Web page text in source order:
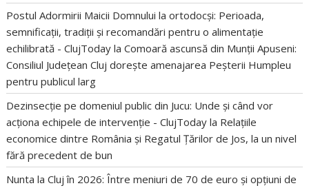
Postul Adormirii Maicii Domnului la ortodocși: Perioada,
semnificații, tradiții și recomandări pentru o alimentație
echilibrată - ClujToday laComoară ascunsă din Munții Apuseni:
Consiliul Județean Cluj dorește amenajarea Peșterii Humpleu
pentru publicul larg
Dezinsecție pe domeniul public din Jucu: Unde și când vor
acționa echipele de intervenție - ClujToday la Relațiile
economice dintre România și Regatul Țărilor de Jos, la un nivel
fără precedent de bun
Nunta la Cluj în 2026: Între meniuri de 70 de euro și opțiuni de